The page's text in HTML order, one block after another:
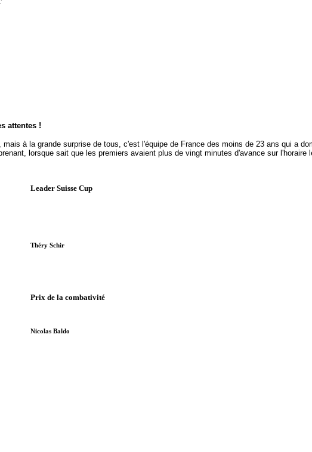
attentes !
à la grande surprise de tous, c'est l'équipe de France des moins de 23 ans qui a
lorsque sait que les premiers avaient plus de vingt minutes d'avance sur l'horaire
Leader Suisse Cup
Théry Schir
Prix de la combativité
Nicolas Baldo